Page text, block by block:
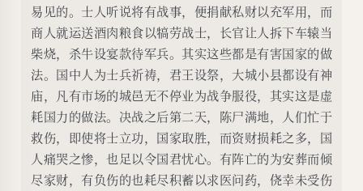
易见的。士人听说将有战事，便捐献私财以充军用，而
商人就运送酒肉粮食以犒劳战士，长官让人拆下车辕当
柴烧，杀牛设宴款待军兵。其实这些都是有害国家的做
法。国中人为士兵祈祷，君王设祭，大城小县都设有神
庙，凡有市场的城邑无不停业为战争服役，其实这是虚
耗国力的做法。决战之后第二天，陈尸满地，人们忙于
救伤，即使将士立功，国家取胜，而资财损耗之多，国
人痛哭之惨，也足以令国君忧心。有阵亡的为安葬而倾
尽家财，有负伤的也耗尽积蓄以求医问药，侥幸未受伤